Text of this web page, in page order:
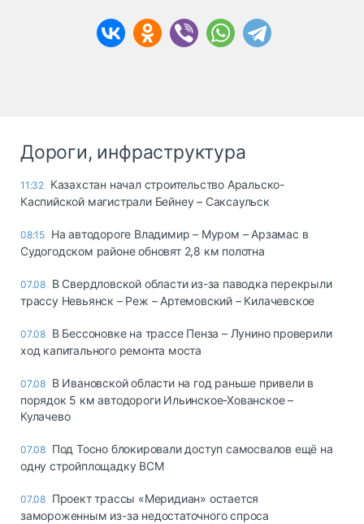
Дороги, инфраструктура
11:32 Казахстан начал строительство Аральско-
Каспийской магистрали Бейнеу – Саксаульск
08:15 На автодороге Владимир – Муром – Арзамас в
Судогодском районе обновят 2,8 км полотна
07.08 В Свердловской области из-за паводка перекрыли
трассу Невьянск – Реж – Артемовский – Килачевское
07.08 В Бессоновке на трассе Пенза – Лунино проверили
ход капитального ремонта моста
07.08 В Ивановской области на год раньше привели в
порядок 5 км автодороги Ильинское-Хованское –
Кулачево
07.08 Под Тосно блокировали доступ самосвалов ещё на
одну стройплощадку ВСМ
07.08 Проект трассы «Меридиан» остается
замороженным из-за недостаточного спроса